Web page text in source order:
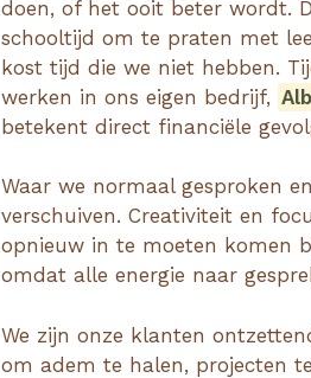
doen, of het ooit beter wordt.
schooltijd om te praten met
kost tijd die we niet hebben.
werken in ons eigen bedrijf,
betekent direct financiële
Waar we normaal gesproken
verschuiven. Creativiteit en
opnieuw in te moeten komen
omdat alle energie naar
We zijn onze klanten
om adem te halen, projecten